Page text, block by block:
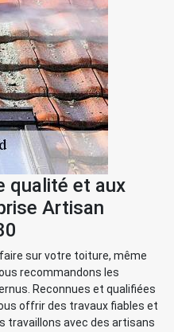
qualité et aux
Artisan
sur votre toiture, même
recommandons les
Reconnues et qualifiées
offrir des travaux fiables et
travaillons avec des artisans